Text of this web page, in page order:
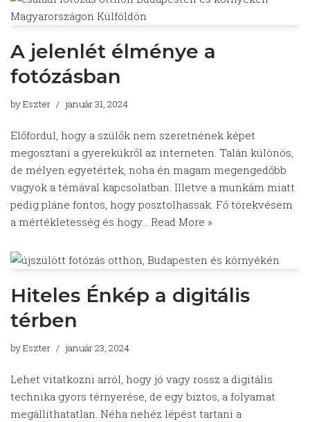
A jelenlét élménye a
fotózásban
byEszter január 31, 2024
Előfordul, hogy a szülők nem szeretnének képet
megosztani a gyerekükről az interneten. Talán különös,
de mélyen egyetértek, noha én magam megengedőbb
vagyok a témával kapcsolatban. Illetve a munkám miatt
pedig pláne fontos, hogy posztolhassak. Fő törekvésem
a mértékletesség és hogy… Read More »
Hiteles Énkép a digitális
térben
byEszter január 23, 2024
Lehet vitatkozni arról, hogy jó vagy rossz a digitális
technika gyors térnyerése, de egy biztos, a folyamat
megállíthatatlan. Néha nehéz lépést tartani a